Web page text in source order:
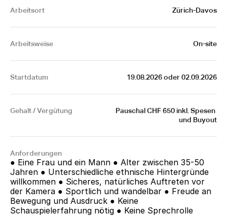
Arbeitsort Zürich-Davos
Arbeitsweise On-site
Startdatum 19.08.2026 oder 02.09.2026
Gehalt / Vergütung
Pauschal CHF 650 inkl. Spesen
und Buyout
Anforderungen
● Eine Frau und ein Mann ● Alter zwischen 35-50
Jahren ● Unterschiedliche ethnische Hintergründe
willkommen ● Sicheres, natürliches Auftreten vor
der Kamera ● Sportlich und wandelbar ● Freude an
Bewegung und Ausdruck ● Keine
Schauspielerfahrung nötig ● Keine Sprechrolle